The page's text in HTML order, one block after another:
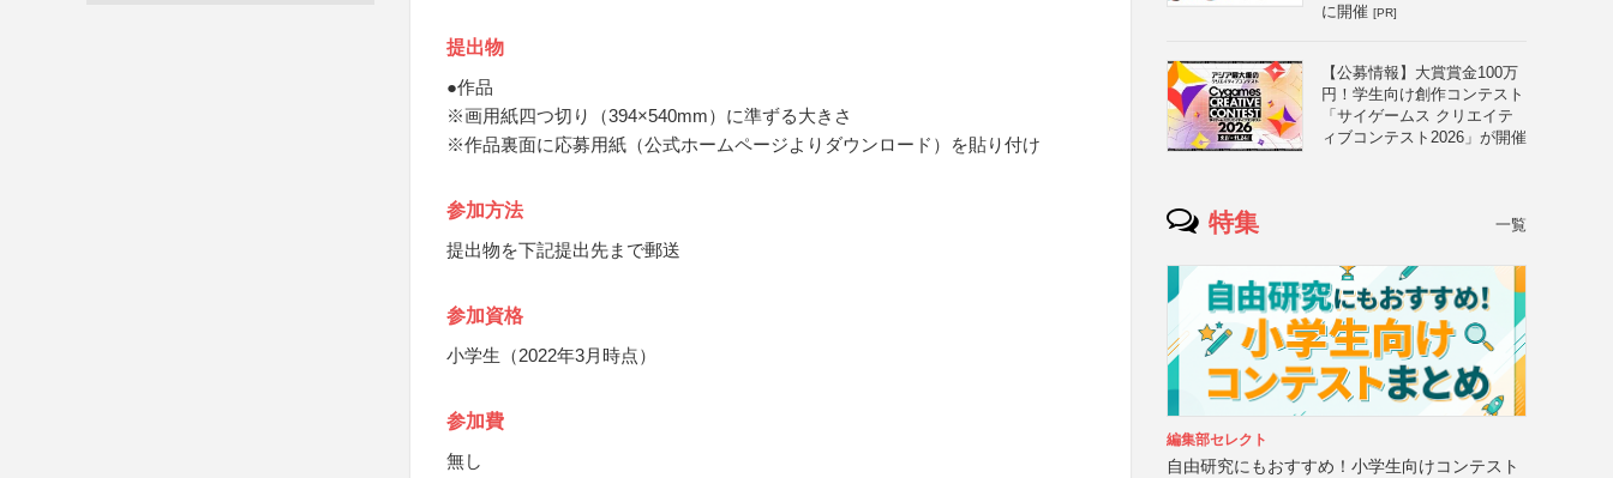
提出物
●作品
※画用紙四つ切り（394×540mm）に準ずる大きさ
※作品裏面に応募用紙（公式ホームページよりダウンロード）を貼り付け
参加方法
提出物を下記提出先まで郵送
参加資格
小学生（2022年3月時点）
参加費
無し
に開催 [PR]
【公募情報】大賞賞金100万
円！学生向け創作コンテスト
「サイゲームス クリエイテ
ィブコンテスト2026」が開催
特集 一覧
編集部セレクト
自由研究にもおすすめ！小学生向けコンテスト